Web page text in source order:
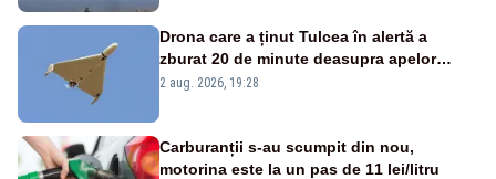
Drona care a ținut Tulcea în alertă a
zburat 20 de minute deasupra apelor
României. Au fost ridicate două F-16
2 aug. 2026, 19:28
Carburanții s-au scumpit din nou,
motorina este la un pas de 11 lei/litru